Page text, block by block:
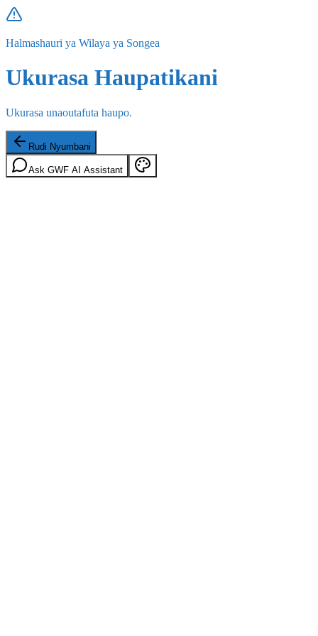
Halmashauri ya Wilaya ya Songea
Ukurasa Haupatikani
Ukurasa unaoutafuta haupo.
Rudi Nyumbani
Ask GWF AI Assistant